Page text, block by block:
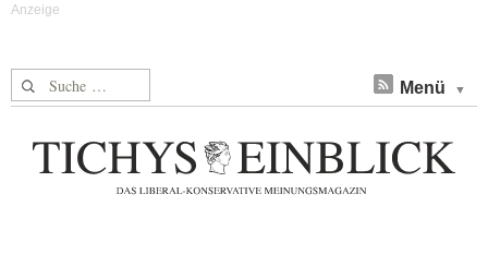
Suche nach: Menü